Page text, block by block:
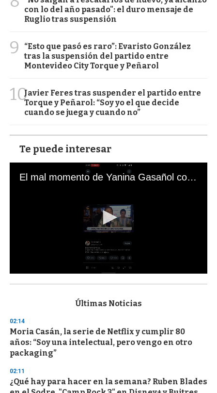
con lo del año pasado": el duro mensaje de
Ruglio tras suspensión
9
“Esto que pasó es raro”: Evaristo González
tras la suspensión del partido entre
Montevideo City Torque y Peñarol
10Javier Feres tras suspender el partido entre
Torque y Peñarol: “Soy yo el que decide
cuando se juega y cuando no”
Te puede interesar
El mal momento de Yanina Gasañol con un hincha argentino en "Subrayado"
s
d
s
o
f
3
s
c
Últimas Noticias
02:14
Moria Casán, la serie de Netflix y cumplir 80
años: “Soy una intelectual, pero vengo en otro
packaging”
02:11
¿Qué hay para hacer en la semana? Ruben Blades